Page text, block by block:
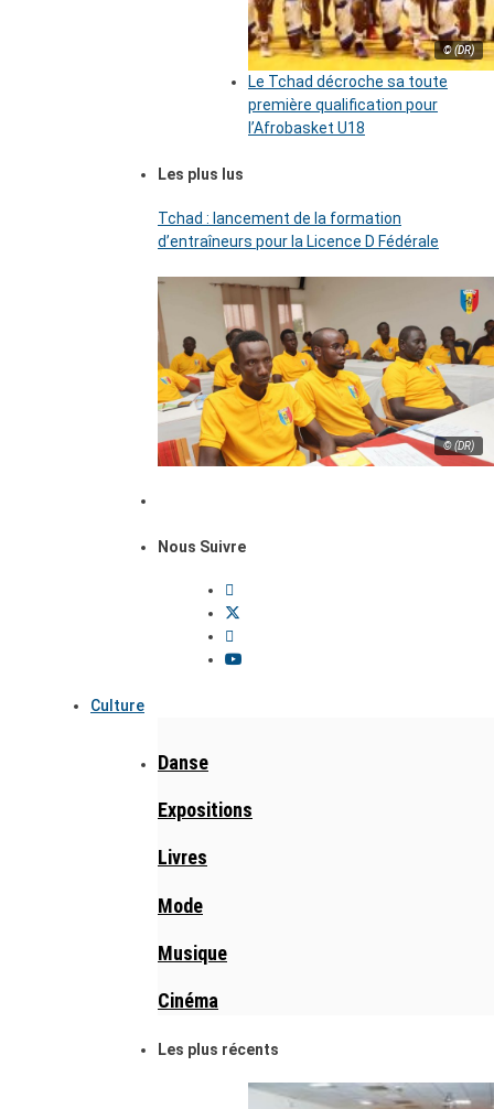
© (DR)
Le Tchad décroche sa toute
première qualification pour
l’Afrobasket U18
Les plus lus
Tchad : lancement de la formation
d’entraîneurs pour la Licence D Fédérale
© (DR)
Nous Suivre
Culture
Danse
Expositions
Livres
Mode
Musique
Cinéma
Les plus récents